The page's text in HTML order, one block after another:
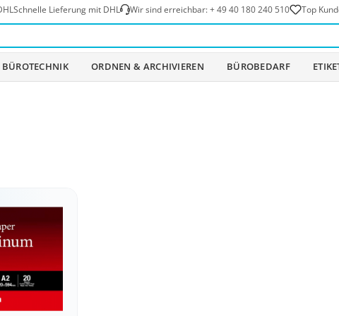
Schnelle Lieferung mit DHL Wir sind erreichbar:+ 49 40 180 240 510 Top
BÜROTECHNIK ORDNEN & ARCHIVIEREN BÜROBEDARF